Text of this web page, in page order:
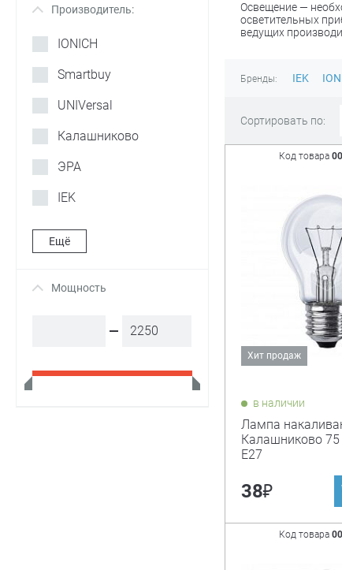
+ Производитель:
IONICH
Smartbuy
UNIVersal
Калашниково
ЭРА
IEK
Ещё
+ Мощность
Освещение —
осветительных
ведущих
Бренды: IEK
Сортировать по:
Код товара
Хит продаж
в наличии
Лампа
Калашниково 75
Е27
38₽
Код товара